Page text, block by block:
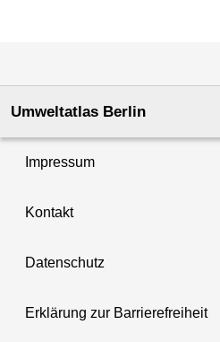
Umweltatlas Berlin
Impressum
Kontakt
Datenschutz
Erklärung zur Barrierefreiheit